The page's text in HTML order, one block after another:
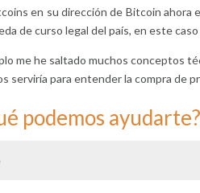
en su dirección de Bitcoin ahora
de curso legal del país, en este
me he saltado muchos conceptos
serviría para entender la compra de
podemos